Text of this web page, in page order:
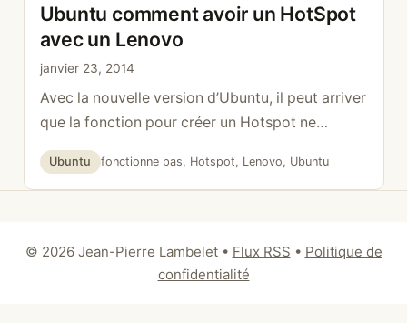
Ubuntu comment avoir un HotSpot
avec un Lenovo
janvier 23, 2014
Avec la nouvelle version d’Ubuntu, il peut arriver
que la fonction pour créer un Hotspot ne
fonctionne pas parfaitement sur un ordinateur
de type Lenovo. La solution est d’utiliser ap-
hotspot. sudo add-apt-repository
update sudo apt-get install ap-hotspot Pour
démarrer ou stopper ap-hotspot sudo ap-
Catégories
Ubuntu Étiquettes
fonctionne pas, Hotspot, Lenovo, Ubuntu
© 2026 Jean-Pierre Lambelet• Flux RSS • Politique de
confidentialité